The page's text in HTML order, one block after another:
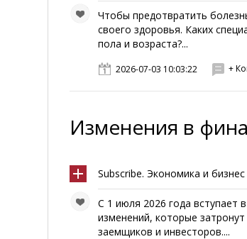
Чтобы предотвратить
своего здоровья. Каких
пола и возраста?...
2026-07-03 10:03:22 +
Изменения в
Subscribe. Экономика и бизнес
С 1 июля 2026 года вступает
изменений, которые
заемщиков и инвесторов....